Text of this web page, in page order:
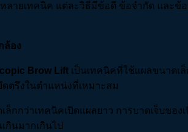
ลายเทคนิค แต่ละวิธีมีข้อดี ข้อจำกัด และ
ล้อง
Brow Lift เป็นเทคนิคที่ใช้แผลขนาดเ
ตรึงในตำแหน่งที่เหมาะสม
กกว่าเทคนิคเปิดแผลยาว การบาดเจ็บขอ
กินมากเกินไป